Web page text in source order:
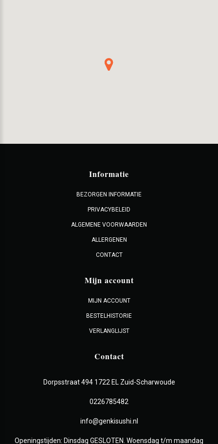
Informatie
BEZORGEN INFORMATIE
PRIVACYBELEID
ALGEMENE VOORWAARDEN
ALLERGENEN
CONTACT
Mijn account
MIJN ACCOUNT
BESTELHISTORIE
VERLANGLIJST
Contact
Dorpsstraat 494 1722 EL Zuid-Scharwoude
0226785482
info@genkisushi.nl
Openingstijden: Dinsdag GESLOTEN. Woensdag t/m maandag